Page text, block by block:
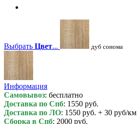
Выбрать Цвет... дуб сонома
Информация
Самовывоз: бесплатно
Доставка по Спб: 1550 руб.
Доставка по ЛО: 1550 руб. + 30 руб/км
Сборка в Спб: 2000 руб.